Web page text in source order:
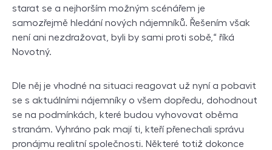
starat se a nejhorším možným scénářem je
samozřejmě hledání nových nájemníků. Řešením však
není ani nezdražovat, byli by sami proti sobě,“ říká
Novotný.
Dle něj je vhodné na situaci reagovat už nyní a pobavit
se s aktuálními nájemníky o všem dopředu, dohodnout
se na podmínkách, které budou vyhovovat oběma
stranám. Vyhráno pak mají ti, kteří přenechali správu
pronájmu realitní společnosti. Některé totiž dokonce